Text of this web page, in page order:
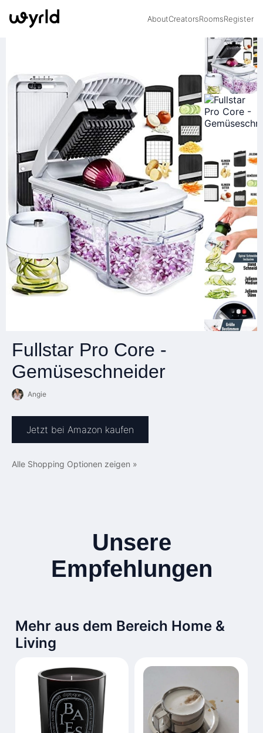
AboutCreatorsRoomsRegister
Fullstar Pro Core -
Gemüseschneider
Angie
Jetzt bei Amazon kaufen
Alle Shopping Optionen zeigen »
Unsere
Empfehlungen
Mehr aus dem Bereich Home &
Living